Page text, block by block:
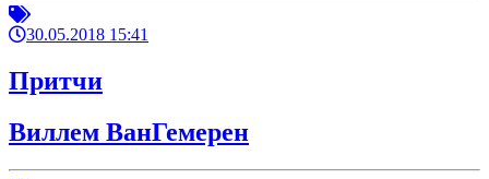
30.05.2018 15:41
Притчи
Виллем ВанГемерен